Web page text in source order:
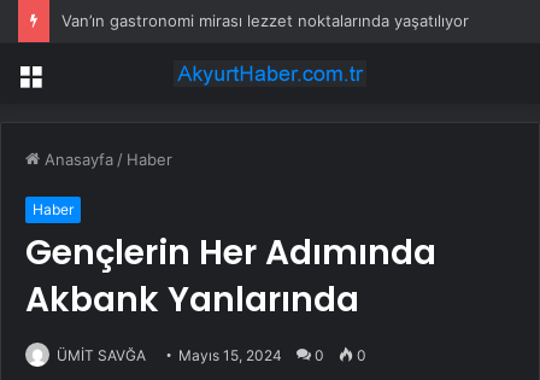
Van’ın gastronomi mirası lezzet noktalarında yaşatılıyor
Menü
Anasayfa / Haber
Haber
Gençlerin Her Adımında
Akbank Yanlarında
ÜMİT SAVĞA Mayıs 15, 2024 0 0